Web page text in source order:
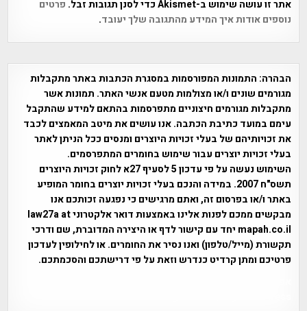
אתר זו עושה שימוש ב-Akismet כדי לסנן תגובות זבל.
פרטים
נוספים אודות איך המידע מהתגובה שלך יעובד.
הבהרה: התמונות המפורסמות במסגרת הכתבות באתר מתקבלות
מגורמים שונים ו/או מצולמות מטעם אנשי האתר. תמונות אשר
מתקבלות מגורמים חיצוניים מתפרסמות בהתאם למידע שהתקבל
עימם במועד כתיבת הכתבה. אנו עושים את מיטב המאמצים לכבד
את זכויותיהם של בעלי זכויות היוצרים ומנסים ככל הניתן לאתר
בעלי זכויות יוצרים עבור שימוש בחומרים המתפרסמים.
השימוש נעשה על פי עדכון 5 לסעיף 27א לחוק זכויות היוצרים
תשס"ח 2007. במידה והנכם בעלי זכויות יוצרים בחומר המופיע
באתר ו/או בפרסום זה, ואתם מרגישים כי נפגעה זכותכם אנו
מבקשים ממכם לפנות אלינו באמצעות דואר אלקטרוני law27a at
mapah.co.il יחד עם קישור לדף או היצירה המדוברת, שם ודרכי
תקשורת (מייל/טלפון) ואנו נסיר את החומרים. או לחילופין לעדכון
פרטיכם ומתן קרדיט כנדרש וזאת על פי דרישתכם והסכמתכם.